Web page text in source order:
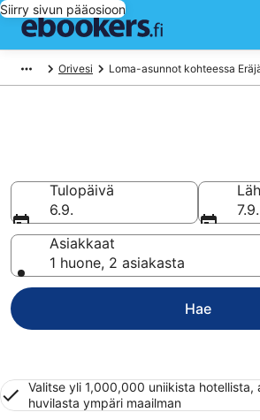
Siirry sivun pääosioon
Orivesi Loma-asunnot kohteessa
Tulopäivä
6.9.
7.9.
Asiakkaat
1 huone, 2 asiakasta
Hae
Valitse yli 1,000,000 uniikista hotellista,
huvilasta ympäri maailman